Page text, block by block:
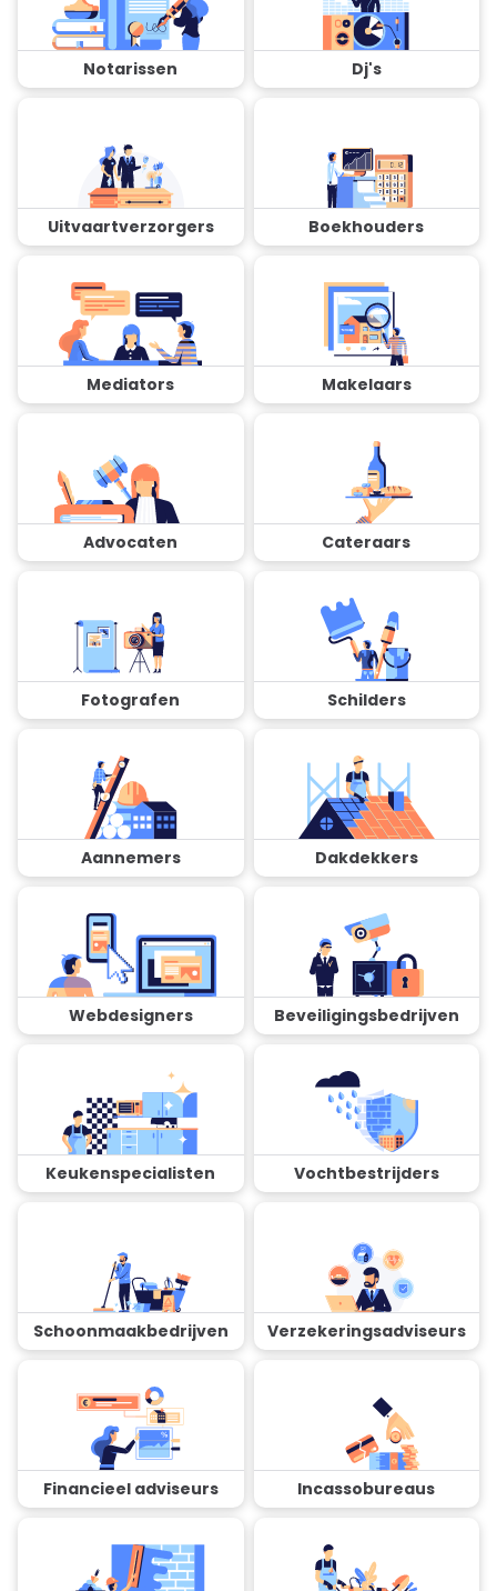
Notarissen Dj's
Uitvaartverzorgers Boekhouders
Mediators Makelaars
Advocaten Cateraars
Fotografen Schilders
Aannemers Dakdekkers
Webdesigners Beveiligingsbedrijven
Keukenspecialisten Vochtbestrijders
Schoonmaakbedrijven Verzekeringsadviseurs
Financieel adviseurs Incassobureaus